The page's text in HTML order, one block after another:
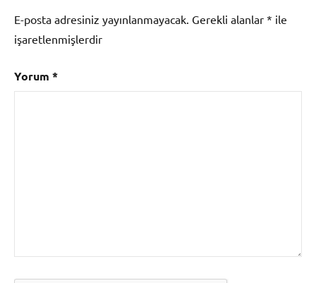
E-posta adresiniz yayınlanmayacak. Gerekli alanlar * ile
işaretlenmişlerdir
Yorum *